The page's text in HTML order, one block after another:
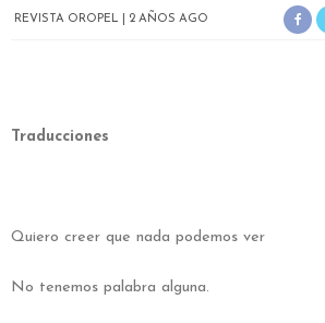
REVISTA OROPEL 2 AÑOS AGO
Traducciones
Quiero creer que nada podemos ver
No tenemos palabra alguna.